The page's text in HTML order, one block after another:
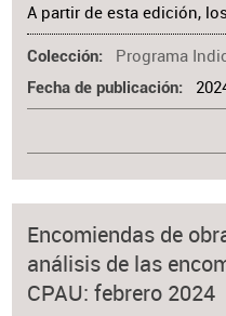
A partir de esta edición,
Colección Programa
Fecha de publicación
Encomiendas de
análisis de las
CPAU: febrero 2024